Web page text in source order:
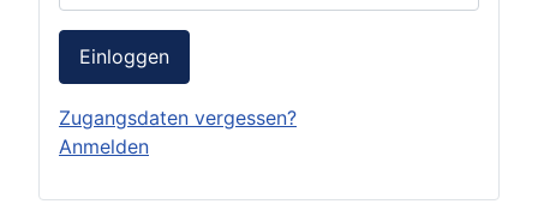
Einloggen
Zugangsdaten vergessen?
Anmelden